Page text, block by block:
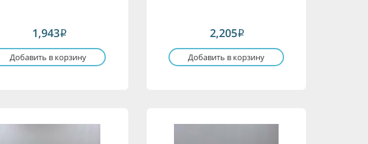
1,943i
Добавить в корзину
2,205i
Добавить в корзину